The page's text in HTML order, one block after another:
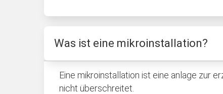
Was ist eine mikroinstallation?
Eine mikroinstallation ist eine anlage zur
nicht überschreitet.